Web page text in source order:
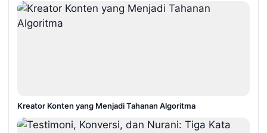
Kreator Konten yang Menjadi Tahanan Algoritma